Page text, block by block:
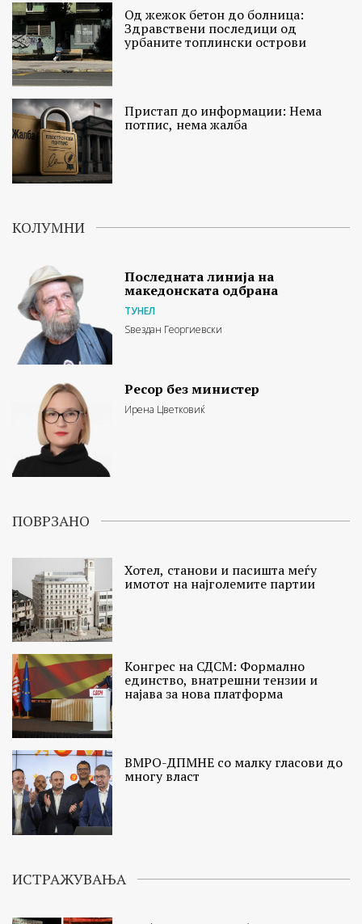
Од жежок бетон до болница:
Здравствени последици од
урбаните топлински острови
Пристап до информации: Нема
потпис, нема жалба
КОЛУМНИ
Последната линија на
македонската одбрана
ТУНЕЛ
Ѕвездан Георгиевски
Ресор без министер
Ирена Цветковиќ
ПОВРЗАНО
Хотел, станови и пасишта меѓу
имотот на најголемите партии
Конгрес на СДСМ: Формално
единство, внатрешни тензии и
најава за нова платформа
ВМРО-ДПМНЕ со малку гласови до
многу власт
ИСТРАЖУВАЊА